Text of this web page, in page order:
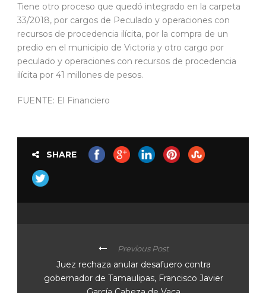
Tiene otro proceso que quedó integrado en la carpeta
33/2018, por cargos de Peculado y operaciones con
recursos de procedencia ilícita, por la compra de un
predio en el municipio de Victoria y otro cargo por
peculado y operaciones con recursos de procedencia
ilícita por 41 millones de pesos.
FUENTE: El Financiero
SHARE
Previous Post
Juez rechaza anular desafuero contra
gobernador de Tamaulipas, Francisco Javier